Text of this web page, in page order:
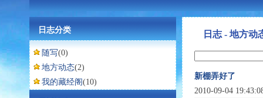
日志分类
随写(0)
地方动态(2)
我的藏经阁(10)
日志 - 地方动
新棚弄好了
2010-09-04